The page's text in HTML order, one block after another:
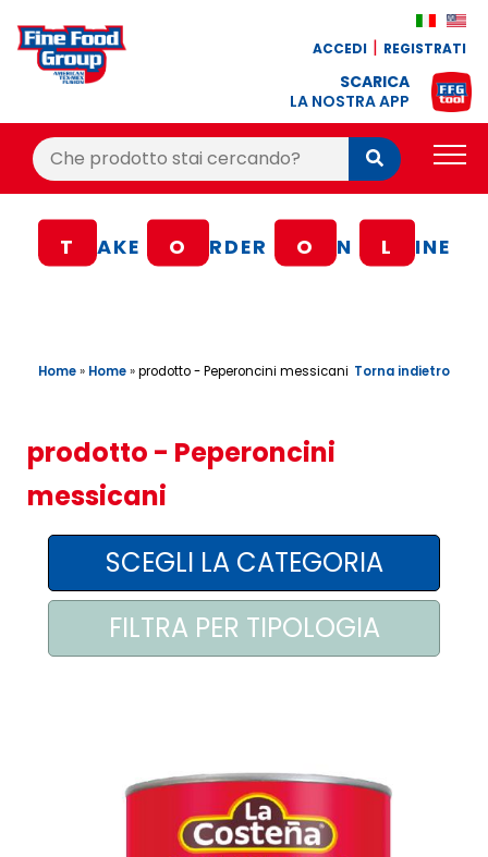
ACCEDI REGISTRATI
SCARICA
LA NOSTRA APP
Cerca:
Cerca
BLOG
CONTATTI
T AKE O RDER O N L INE
Home» Home»prodotto - Peperoncini messicani Torna indietro
prodotto - Peperoncini
messicani